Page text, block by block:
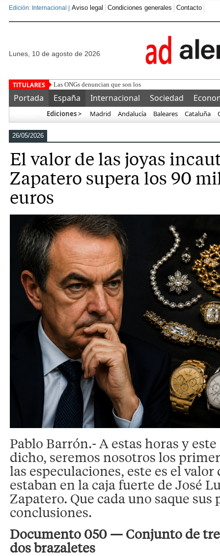
Edición: Internacional | Aviso legal Condiciones generales Contacto
lunes, 10 de agosto de 2026
Las ONGs denuncian que son los padres los que animan a los
Portada España Internacional Sociedad
Ediciones > Madrid Andalucía Baleares Cataluña
26/05/2026
El valor de las joyas
Zapatero supera los 90
euros
Pablo Barrón.- A estas horas y
dicho, seremos nosotros los
las especulaciones, este es el valor
estaban en la caja fuerte de José
Zapatero. Que cada uno saque sus
conclusiones.
Documento 050 — Conjunto de
dos brazaletes